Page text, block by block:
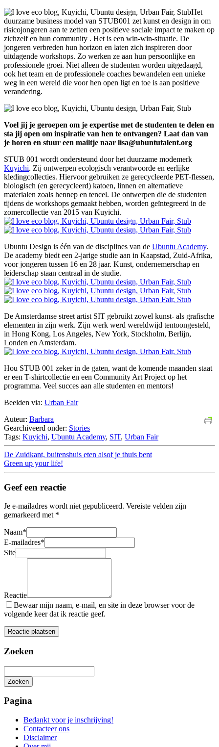
Het
duurzame business model van STUB001 zet kunst en design in om
risicojongeren aan te zetten een positieve sociale impact te maken op
zichzelf en hun community . Het is een win-win-situatie. De
jongeren verbreden hun horizon en laten zich inspireren door
uitdagende workshops. Zo werken ze aan hun persoonlijke en
professionele groei. Niet alleen de studenten worden uitgedaagd,
ook het team en de professionele coaches bewandelen een unieke
weg in een wereld die voor hen open ligt en toe is aan positieve
verandering.
Voel jij je geroepen om je expertise met de studenten te delen en
sta jij open om inspiratie van hen te ontvangen? Laat dan van
je horen en stuur een mailtje naar lisa@ubuntutalent.org
STUB 001 wordt ondersteund door het duurzame modemerk
Kuyichi. Zij ontwerpen ecologisch verantwoorde en eerlijke
kledingcollecties. Hiervoor gebruiken ze gerecycleerde PET-flessen,
biologisch (en gerecycleerd) katoen, linnen en alternatieve
materialen zoals hennep en tencel. De ontwerpen die de studenten
tijdens de workshops gemaakt hebben, worden geïntegreerd in de
zomercollectie van 2015 van Kuyichi.
Ubuntu Design is één van de disciplines van de Ubuntu Academy.
De academy biedt een 2-jarige studie aan in Kaapstad, Zuid-Afrika,
voor jongeren tussen 16 en 28 jaar. Kunst, ondernemerschap en
leiderschap staan centraal in de studie.
De Amsterdamse street artist SIT gebruikt zowel kunst- als grafische
elementen in zijn werk. Zijn werk werd wereldwijd tentoongesteld,
in Hong Kong, Los Angeles, New York, Stockholm, Berlijn,
Londen en Amsterdam.
Hou STUB 001 zeker in de gaten, want de komende maanden staat
er een T-shirtcollectie en een Community Art Project op het
programma. Veel succes aan alle studenten en mentors!
Beelden via: Urban Fair
Auteur: Barbara
Gearchiveerd onder: Stories
Tags: Kuyichi, Ubuntu Academy, SIT, Urban Fair
De Zuidkant, buitenshuis eten alsof je thuis bent
Green up your life!
Geef een reactie
Je e-mailadres wordt niet gepubliceerd. Vereiste velden zijn
gemarkeerd met *
Naam*
E-mailadres*
Site
Reactie
Bewaar mijn naam, e-mail, en site in deze browser voor de
volgende keer dat ik reactie geef.
Zoeken
Zoeken
zoeken
Pagina
Bedankt voor je inschrijving!
Contacteer ons
Disclaimer